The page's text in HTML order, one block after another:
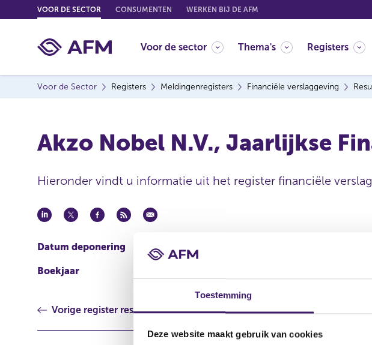
Toestemming
Deze website maakt gebruik van cookies
o
o
VOOR DE SECTOR CONSUMENTEN WERKEN BIJ DE AFM
Voor de sector Thema's Registers
Voor de Sector Registers Meldingenregisters Financiële verslaggeving
Akzo Nobel N.V., Jaarlijkse
Hieronder vindt u informatie uit het register financiële
Datum deponering 23 apr 2008 - 00:00
Boekjaar
Vorige register resultaat